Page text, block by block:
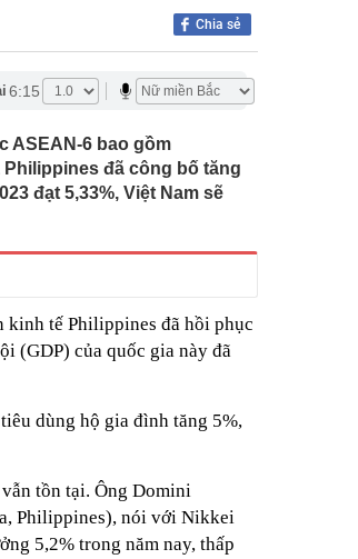
"chạy dài": Alan Tam
thanh xuân mơn mởn
ngoài 50 vẫn đỉnh
để tránh bị phạt tới
đề xuất làm cầu
Kông (Trung Quốc)
từ một đầu thuốc
Dương
Thần tài che chở,
người không biết hay
Chia sẻ
6:15
ASEAN-6 bao gồm
Philippines đã công bố tăng
đạt 5,33%, Việt Nam sẽ
kinh tế Philippines đã hồi phục
(GDP) của quốc gia này đã
dùng hộ gia đình tăng 5%,
tồn tại. Ông Domini
Philippines), nói với Nikkei
5,2% trong năm nay, thấp